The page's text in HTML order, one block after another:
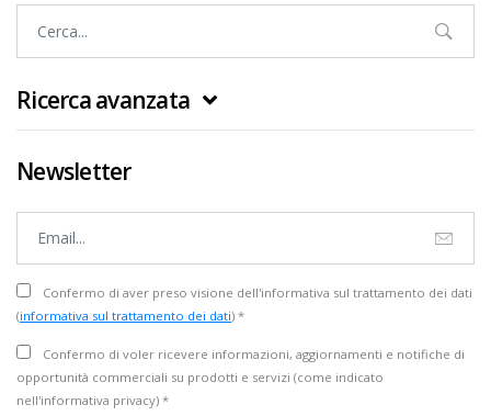
Ricerca avanzata
Newsletter
Confermo di aver preso visione dell'informativa sul trattamento dei dati
(informativa sul trattamento dei dati) *
Confermo di voler ricevere informazioni, aggiornamenti e notifiche di
opportunità commerciali su prodotti e servizi (come indicato
nell'informativa privacy) *